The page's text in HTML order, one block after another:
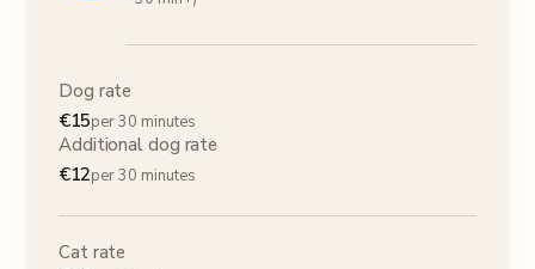
Dog rate
€15per 30 minutes
Additional dog rate
€12per 30 minutes
Cat rate